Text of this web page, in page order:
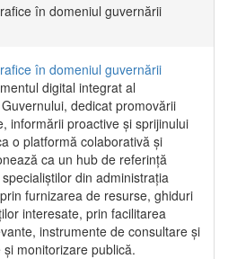
în domeniul guvernării
în domeniul guvernării
digital integrat al
dedicat promovării
informării proactive și sprijinului
o platformă colaborativă și
ca un hub de referință
din administrația
furnizarea de resurse, ghiduri
interesate, prin facilitarea
instrumente de consultare și
monitorizare publică.